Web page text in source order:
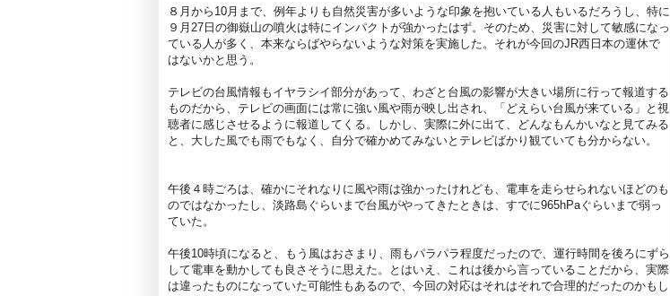
８月から10月まで、例年よりも自然災害が多いような印象を抱いている人もいるだろうし、特に
９月27日の御嶽山の噴火は特にインパクトが強かったはず。そのため、災害に対して敏感になっ
ている人が多く、本来ならばやらないような対策を実施した。それが今回のJR西日本の運休で
はないかと思う。
テレビの台風情報もイヤラシイ部分があって、わざと台風の影響が大きい場所に行って報道する
ものだから、テレビの画面には常に強い風や雨が映し出され、「どえらい台風が来ている」と視
聴者に感じさせるように報道してくる。しかし、実際に外に出て、どんなもんかいなと見てみる
と、大した風でも雨でもなく、自分で確かめてみないとテレビばかり観ていても分からない。
午後４時ごろは、確かにそれなりに風や雨は強かったけれども、電車を走らせられないほどのも
のではなかったし、淡路島ぐらいまで台風がやってきたときは、すでに965hPaぐらいまで弱っ
ていた。
午後10時頃になると、もう風はおさまり、雨もパラパラ程度だったので、運行時間を後ろにずら
して電車を動かしても良さそうに思えた。とはいえ、これは後から言っていることだから、実際
は違ったものになっていた可能性もあるので、今回の対応はそれはそれで合理的だったのかもし